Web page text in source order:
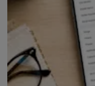
Nintendo
Nintendo
XboxXbox games
PC gaming
Gaming
Gaming setup